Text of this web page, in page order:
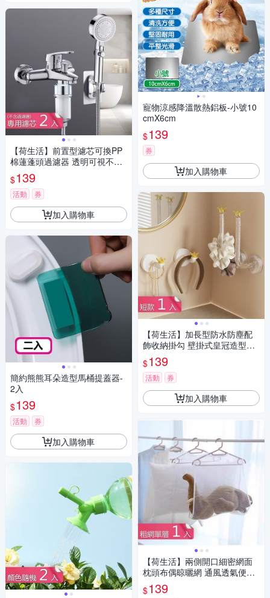
【荷生活】前置型濾芯可換PP
棉蓮蓬頭過濾器 透明可視不堵
塞水龍頭過濾器-專用濾芯2入
組
$139
活動 券
加入購物車
簡約熊熊耳朵造型馬桶提蓋器-
2入
$139
活動 券
加入購物車
寵物涼感降溫散熱鋁板-小號10
cmX6cm
$139
券
加入購物車
【荷生活】加長型防水防塵配
飾收納掛勾 壁掛式皇冠造型取
用方便收納掛勾-短款1入組
$139
活動 券
加入購物車
【荷生活】兩側開口細密網面
枕頭布偶晾曬網 通風透氣便攜
不占空間晾曬網-單層1入組
$139